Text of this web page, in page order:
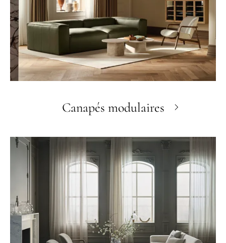
Canapés modulaires